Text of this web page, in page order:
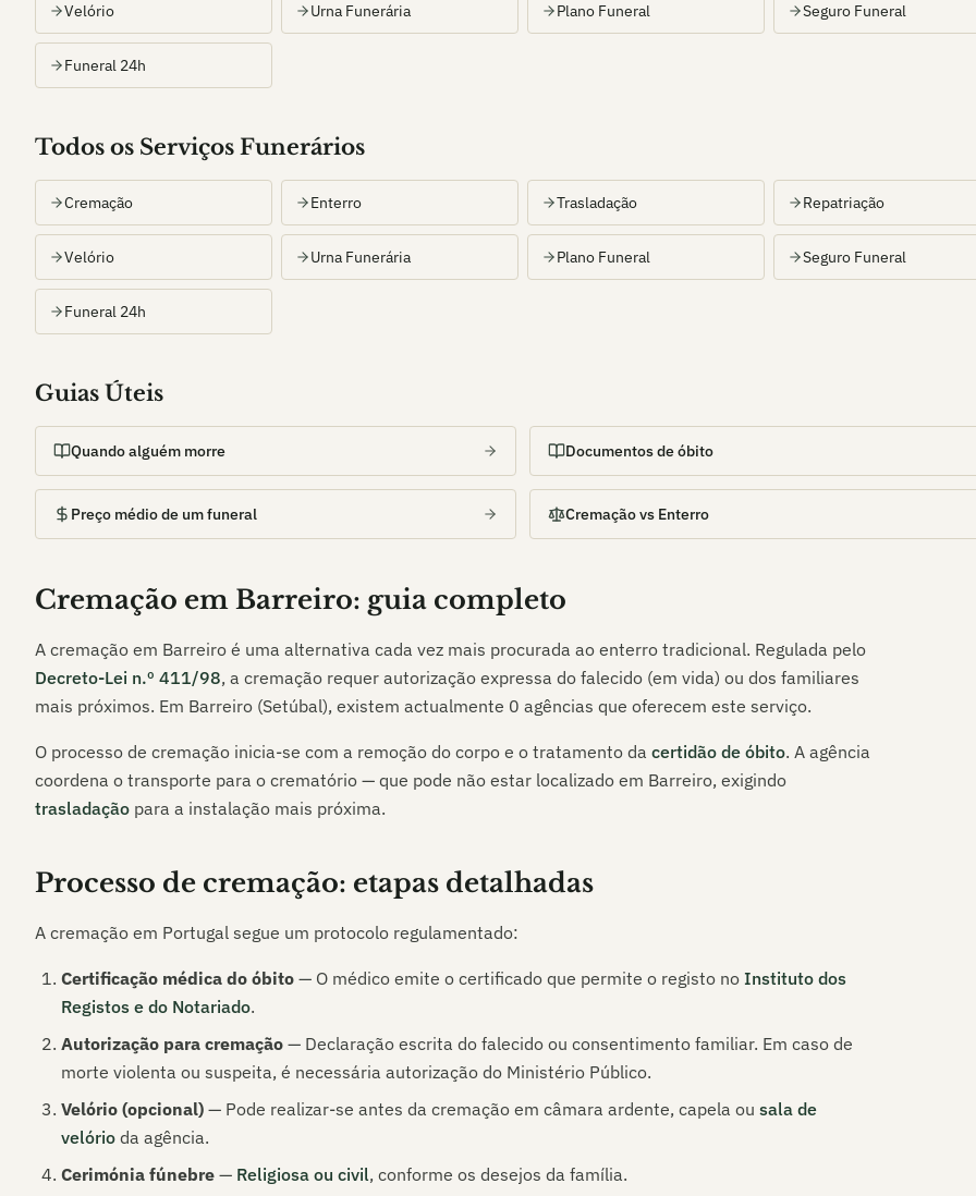
Velório Urna Funerária Plano Funeral Seguro Funeral
Funeral 24h
Todos os Serviços Funerários
Cremação Enterro Trasladação Repatriação
Velório Urna Funerária Plano Funeral Seguro Funeral
Funeral 24h
Guias Úteis
Quando alguém morre Documentos de óbito
Preço médio de um funeral Cremação vs Enterro
Cremação em Barreiro: guia completo
A cremação em Barreiro é uma alternativa cada vez mais procurada ao enterro tradicional. Regulada pelo
Decreto-Lei n.º 411/98, a cremação requer autorização expressa do falecido (em vida) ou dos familiares
mais próximos. Em Barreiro (Setúbal), existem actualmente 0 agências que oferecem este serviço.
O processo de cremação inicia-se com a remoção do corpo e o tratamento da certidão de óbito. A agência
coordena o transporte para o crematório — que pode não estar localizado em Barreiro, exigindo
trasladação para a instalação mais próxima.
Processo de cremação: etapas detalhadas
A cremação em Portugal segue um protocolo regulamentado:
Certificação médica do óbito — O médico emite o certificado que permite o registo no Instituto dos
Registos e do Notariado.
Autorização para cremação — Declaração escrita do falecido ou consentimento familiar. Em caso de
morte violenta ou suspeita, é necessária autorização do Ministério Público.
Velório (opcional) — Pode realizar-se antes da cremação em câmara ardente, capela ou sala de
velório da agência.
Cerimónia fúnebre — Religiosa ou civil, conforme os desejos da família.